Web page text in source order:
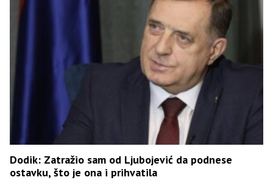
Dodik: Zatražio sam od Ljubojević da podnese
ostavku, što je ona i prihvatila